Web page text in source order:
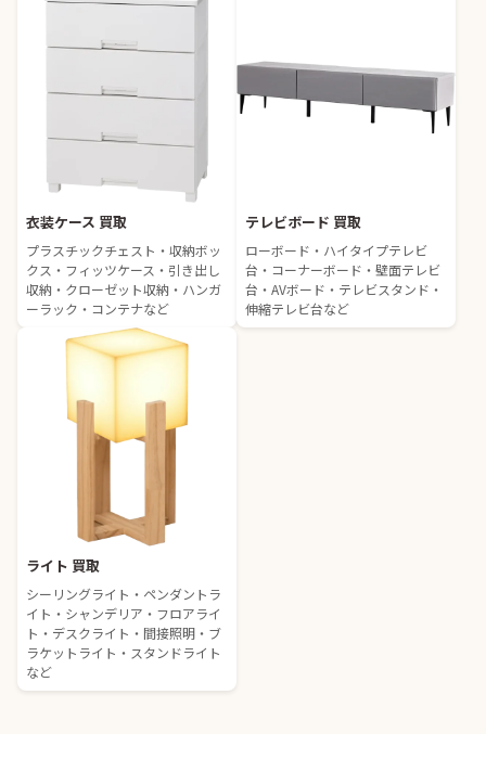
衣装ケース 買取
プラスチックチェスト・収納ボッ
クス・フィッツケース・引き出し
収納・クローゼット収納・ハンガ
ーラック・コンテナなど
テレビボード 買取
ローボード・ハイタイプテレビ
台・コーナーボード・壁面テレビ
台・AVボード・テレビスタンド・
伸縮テレビ台など
ライト 買取
シーリングライト・ペンダントラ
イト・シャンデリア・フロアライ
ト・デスクライト・間接照明・ブ
ラケットライト・スタンドライト
など